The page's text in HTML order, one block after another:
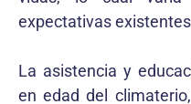
expectativas
La asistencia y
en edad del